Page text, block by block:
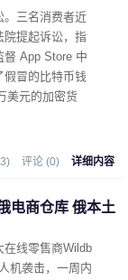
。三名消费者近
院提起诉讼，指
督 App Store 中
假冒的比特币钱
美元的加密货
评论 (0) 详细内容
电商仓库 俄本土
在线零售商Wildb
机袭击，一周内